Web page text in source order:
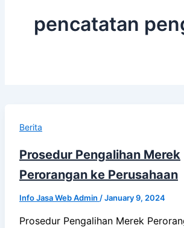
pencatatan
Berita
Prosedur Pengalihan Merek
Perorangan ke Perusahaan
Info Jasa Web Admin /January 9, 2024
Prosedur Pengalihan Merek